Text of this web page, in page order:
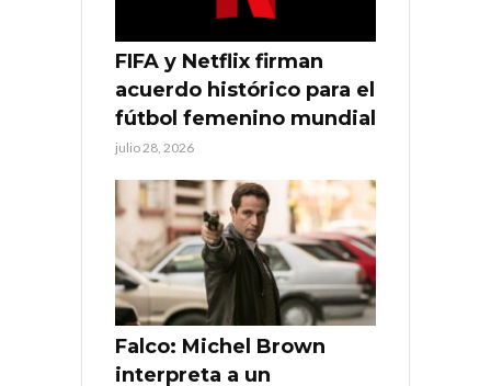
FIFA y Netflix firman
acuerdo histórico para el
fútbol femenino mundial
julio 28, 2026
Falco: Michel Brown
interpreta a un